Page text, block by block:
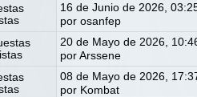
16 de Junio de 2026,
porosanfep
20 de Mayo de 2026,
porArssene
08 de Mayo de 2026,
por Kombat